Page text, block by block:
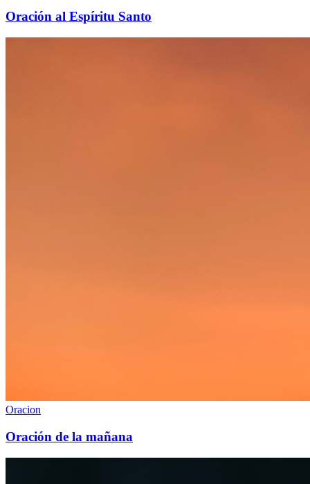
Oración al Espíritu Santo
Oracion
Oración de la mañana